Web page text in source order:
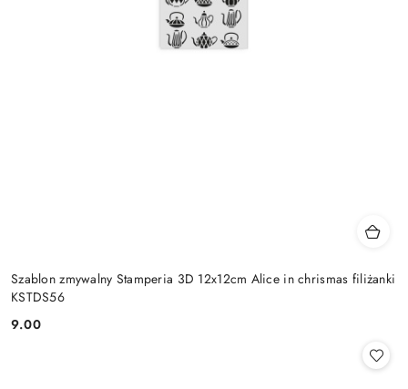
Szablon zmywalny Stamperia 3D 12x12cm Alice in chrismas filiżanki
KSTDS56
Cena:
9.00